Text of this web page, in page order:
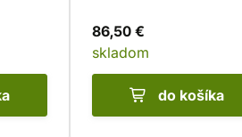
86,50 €
skladom
do košíka